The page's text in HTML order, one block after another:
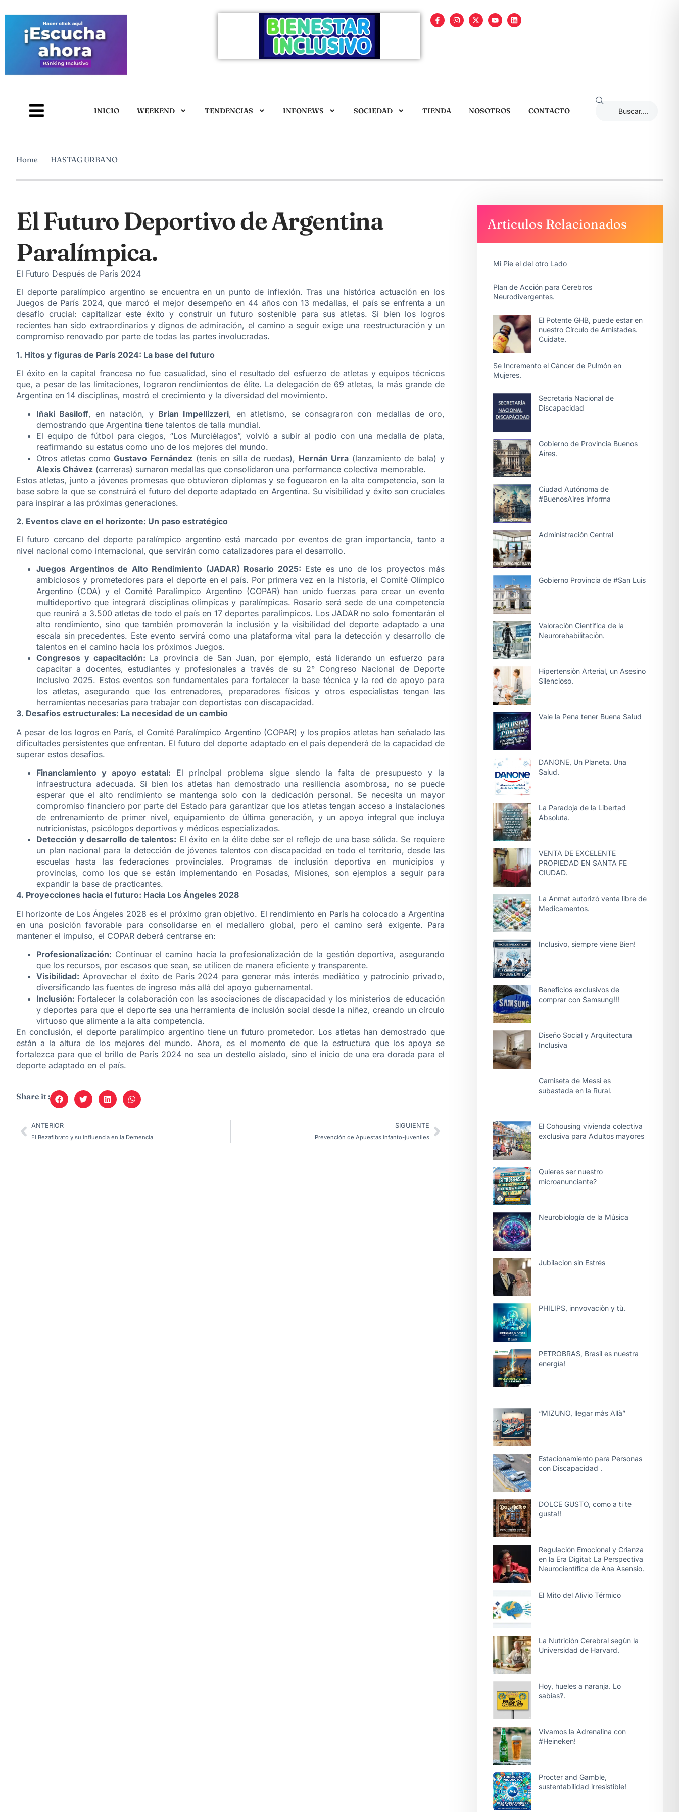
INICIO WEEKEND TENDENCIAS INFONEWS SOCIEDAD TIENDA NOSOTROS CONTACTO
Home HASTAG URBANO
El Futuro Deportivo de Argentina
Paralímpica.
El Futuro Después de París 2024
​El deporte paralímpico argentino se encuentra en un punto de inflexión. Tras una histórica actuación en los
Juegos de París 2024, que marcó el mejor desempeño en 44 años con 13 medallas, el país se enfrenta a un
desafío crucial: capitalizar este éxito y construir un futuro sostenible para sus atletas. Si bien los logros
recientes han sido extraordinarios y dignos de admiración, el camino a seguir exige una reestructuración y un
compromiso renovado por parte de todas las partes involucradas.
1. Hitos y figuras de París 2024: La base del futuro
​El éxito en la capital francesa no fue casualidad, sino el resultado del esfuerzo de atletas y equipos técnicos
que, a pesar de las limitaciones, lograron rendimientos de élite. La delegación de 69 atletas, la más grande de
Argentina en 14 disciplinas, mostró el crecimiento y la diversidad del movimiento.
Iñaki Basiloff, en natación, y Brian Impellizzeri, en atletismo, se consagraron con medallas de oro,
demostrando que Argentina tiene talentos de talla mundial.
​El equipo de fútbol para ciegos, “Los Murciélagos”, volvió a subir al podio con una medalla de plata,
reafirmando su estatus como uno de los mejores del mundo.
​Otros atletas comoGustavo Fernández (tenis en silla de ruedas), Hernán Urra(lanzamiento de bala) y
Alexis Chávez (carreras) sumaron medallas que consolidaron una performance colectiva memorable.
​Estos atletas, junto a jóvenes promesas que obtuvieron diplomas y se foguearon en la alta competencia, son la
base sobre la que se construirá el futuro del deporte adaptado en Argentina. Su visibilidad y éxito son cruciales
para inspirar a las próximas generaciones.
2. Eventos clave en el horizonte: Un paso estratégico
​El futuro cercano del deporte paralímpico argentino está marcado por eventos de gran importancia, tanto a
nivel nacional como internacional, que servirán como catalizadores para el desarrollo.
Juegos Argentinos de Alto Rendimiento (JADAR) Rosario 2025: Este es uno de los proyectos más
ambiciosos y prometedores para el deporte en el país. Por primera vez en la historia, el Comité Olímpico
Argentino (COA) y el Comité Paralímpico Argentino (COPAR) han unido fuerzas para crear un evento
multideportivo que integrará disciplinas olímpicas y paralímpicas. Rosario será sede de una competencia
que reunirá a 3.500 atletas de todo el país en 17 deportes paralímpicos. Los JADAR no solo fomentarán el
alto rendimiento, sino que también promoverán la inclusión y la visibilidad del deporte adaptado a una
escala sin precedentes. Este evento servirá como una plataforma vital para la detección y desarrollo de
talentos en el camino hacia los próximos Juegos.
Congresos y capacitación: La provincia de San Juan, por ejemplo, está liderando un esfuerzo para
capacitar a docentes, estudiantes y profesionales a través de su 2° Congreso Nacional de Deporte
Inclusivo 2025. Estos eventos son fundamentales para fortalecer la base técnica y la red de apoyo para
los atletas, asegurando que los entrenadores, preparadores físicos y otros especialistas tengan las
herramientas necesarias para trabajar con deportistas con discapacidad.
3. Desafíos estructurales: La necesidad de un cambio
​A pesar de los logros en París, el Comité Paralímpico Argentino (COPAR) y los propios atletas han señalado las
dificultades persistentes que enfrentan. El futuro del deporte adaptado en el país dependerá de la capacidad de
superar estos desafíos.
Financiamiento y apoyo estatal: El principal problema sigue siendo la falta de presupuesto y la
infraestructura adecuada. Si bien los atletas han demostrado una resiliencia asombrosa, no se puede
esperar que el alto rendimiento se mantenga solo con la dedicación personal. Se necesita un mayor
compromiso financiero por parte del Estado para garantizar que los atletas tengan acceso a instalaciones
de entrenamiento de primer nivel, equipamiento de última generación, y un apoyo integral que incluya
nutricionistas, psicólogos deportivos y médicos especializados.
Detección y desarrollo de talentos: El éxito en la élite debe ser el reflejo de una base sólida. Se requiere
un plan nacional para la detección de jóvenes talentos con discapacidad en todo el territorio, desde las
escuelas hasta las federaciones provinciales. Programas de inclusión deportiva en municipios y
provincias, como los que se están implementando en Posadas, Misiones, son ejemplos a seguir para
expandir la base de practicantes.
4. Proyecciones hacia el futuro: Hacia Los Ángeles 2028
​El horizonte de Los Ángeles 2028 es el próximo gran objetivo. El rendimiento en París ha colocado a Argentina
en una posición favorable para consolidarse en el medallero global, pero el camino será exigente. Para
mantener el impulso, el COPAR deberá centrarse en:
Profesionalización: Continuar el camino hacia la profesionalización de la gestión deportiva, asegurando
que los recursos, por escasos que sean, se utilicen de manera eficiente y transparente.
Visibilidad: Aprovechar el éxito de París 2024 para generar más interés mediático y patrocinio privado,
diversificando las fuentes de ingreso más allá del apoyo gubernamental.
Inclusión: Fortalecer la colaboración con las asociaciones de discapacidad y los ministerios de educación
y deportes para que el deporte sea una herramienta de inclusión social desde la niñez, creando un círculo
virtuoso que alimente a la alta competencia.
​En conclusión, el deporte paralímpico argentino tiene un futuro prometedor. Los atletas han demostrado que
están a la altura de los mejores del mundo. Ahora, es el momento de que la estructura que los apoya se
fortalezca para que el brillo de París 2024 no sea un destello aislado, sino el inicio de una era dorada para el
deporte adaptado en el país.
Share it :
ANTERIOR
El Bezafibrato y su influencia en la Demencia
SIGUIENTE
Prevención de Apuestas infanto-juveniles
Articulos Relacionados
Mi Pie el del otro Lado
Plan de Acción para Cerebros
Neurodivergentes.
El Potente GHB, puede estar en
nuestro Círculo de Amistades.
Cuidate.
Se Incremento el Cáncer de Pulmón en
Mujeres.
Secretarìa Nacional de
Discapacidad
Gobierno de Provincia Buenos
Aires.
Ciudad Autónoma de
#BuenosAires informa
Administración Central
Gobierno Provincia de #San Luis
Valoraciòn Cientifica de la
Neurorehabilitaciòn.
Hipertensiòn Arterial, un Asesino
Silencioso.
Vale la Pena tener Buena Salud
DANONE, Un Planeta. Una
Salud.
La Paradoja de la Libertad
Absoluta.
VENTA DE EXCELENTE
PROPIEDAD EN SANTA FE
CIUDAD.
La Anmat autorizò venta libre de
Medicamentos.
Inclusivo, siempre viene Bien!
Beneficios exclusivos de
comprar con Samsung!!!
Diseño Social y Arquitectura
Inclusiva
Camiseta de Messi es
subastada en la Rural.
El Cohousing vivienda colectiva
exclusiva para Adultos mayores
Quieres ser nuestro
microanunciante?
Neurobiología de la Música
Jubilacion sin Estrés
PHILIPS, innvovaciòn y tù.
PETROBRAS, Brasil es nuestra
energía!
“MIZUNO, llegar màs Allà”
Estacionamiento para Personas
con Discapacidad .
DOLCE GUSTO, como a ti te
gusta!!
Regulación Emocional y Crianza
en la Era Digital: La Perspectiva
Neurocientífica de Ana Asensio.
El Mito del Alivio Térmico
La Nutriciòn Cerebral segùn la
Universidad de Harvard.
Hoy, hueles a naranja. Lo
sabìas?.
Vivamos la Adrenalina con
#Heineken!
Procter and Gamble,
sustentabilidad irresistible!